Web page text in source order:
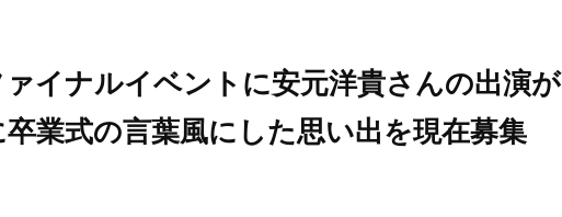
ァイナルイベントに安元洋貴さんの出演が
業式の言葉風にした思い出を現在募集